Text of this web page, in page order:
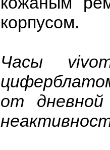
корпусом.
Часы
от